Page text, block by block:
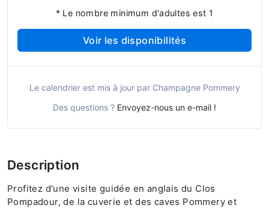
* Le nombre minimum d'adultes est 1
Voir les disponibilités
Le calendrier est mis à jour par Champagne Pommery
Des questions ? Envoyez-nous un e-mail !
Description
Profitez d'une visite guidée en anglais du Clos
Pompadour, de la cuverie et des caves Pommery et